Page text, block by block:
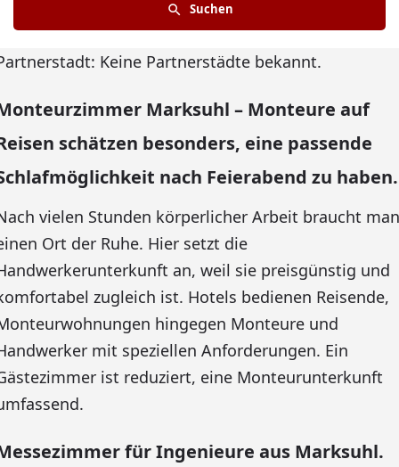
Suchen
Keine Partnerstädte bekannt.
Marksuhl – Monteure auf
schätzen besonders, eine passende
nach Feierabend zu haben.
vielen Stunden körperlicher Arbeit braucht man
Ort der Ruhe. Hier setzt die
an, weil sie preisgünstig und
zugleich ist. Hotels bedienen Reisende,
hingegen Monteure und
mit speziellen Anforderungen. Ein
ist reduziert, eine Monteurunterkunft
für Ingenieure aus Marksuhl.